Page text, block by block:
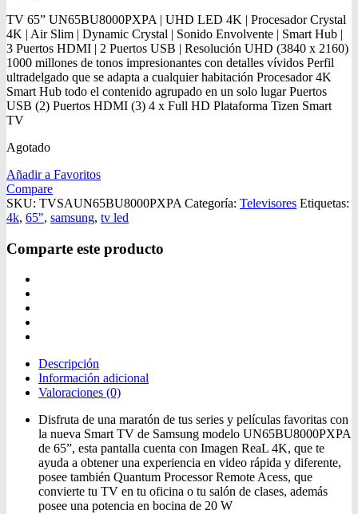
TV 65” UN65BU8000PXPA | UHD LED 4K | Procesador Crystal
4K | Air Slim | Dynamic Crystal | Sonido Envolvente | Smart Hub |
3 Puertos HDMI | 2 Puertos USB | Resolución UHD (3840 x 2160)
1000 millones de tonos impresionantes con detalles vívidos Perfil
ultradelgado que se adapta a cualquier habitación Procesador 4K
Smart Hub todo el contenido agrupado en un solo lugar Puertos
USB (2) Puertos HDMI (3) 4 x Full HD Plataforma Tizen Smart
TV
Agotado
Añadir a Favoritos
Compare
SKU: TVSAUN65BU8000PXPA Categoría: Televisores Etiquetas:
4k, 65", samsung, tv led
Comparte este producto
Descripción
Información adicional
Valoraciones (0)
Disfruta de una maratón de tus series y películas favoritas con
la nueva Smart TV de Samsung modelo UN65BU8000PXPA
de 65”, esta pantalla cuenta con Imagen ReaL 4K, que te
ayuda a obtener una experiencia en video rápida y diferente,
posee también Quantum Processor Remote Acess, que
convierte tu TV en tu oficina o tu salón de clases, además
posee una potencia en bocina de 20 W